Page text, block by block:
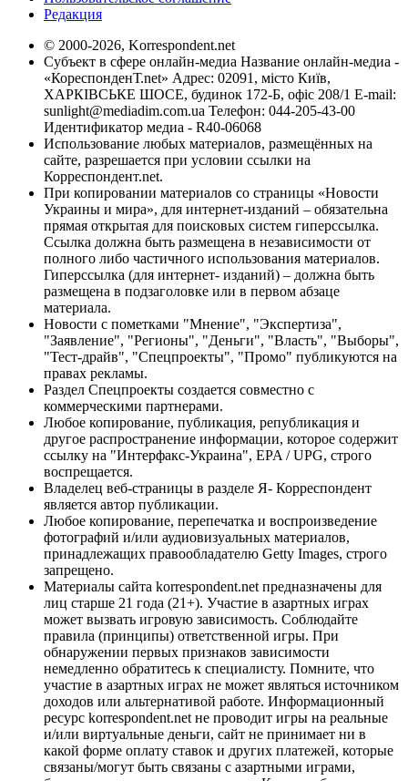
Редакция
© 2000-2026, Korrespondent.net
Субъект в сфере онлайн-медиа Название онлайн-медиа -
«КореспонденТ.net» Адрес: 02091, місто Київ,
ХАРКІВСЬКЕ ШОСЕ, будинок 172-Б, офіс 208/1 E-mail:
sunlight@mediadim.com.ua Телефон: 044-205-43-00
Идентификатор медиа - R40-06068
Использование любых материалов, размещённых на
сайте, разрешается при условии ссылки на
Корреспондент.net.
При копировании материалов со страницы «Новости
Украины и мира», для интернет-изданий – обязательна
прямая открытая для поисковых систем гиперссылка.
Ссылка должна быть размещена в независимости от
полного либо частичного использования материалов.
Гиперссылка (для интернет- изданий) – должна быть
размещена в подзаголовке или в первом абзаце
материала.
Новости с пометками "Мнение", "Экспертиза",
"Заявление", "Регионы", "Деньги", "Власть", "Выборы",
"Тест-драйв", "Спецпроекты", "Промо" публикуются на
правах рекламы.
Раздел Спецпроекты создается совместно с
коммерческими партнерами.
Любое копирование, публикация, републикация и
другое распространение информации, которое содержит
ссылку на "Интерфакс-Украина", EPA / UPG, строго
воспрещается.
Владелец веб-страницы в разделе Я- Корреспондент
является автор публикации.
Любое копирование, перепечатка и воспроизведение
фотографий и/или аудиовизуальных материалов,
принадлежащих правообладателю Getty Images, строго
запрещено.
Материалы сайта korrespondent.net предназначены для
лиц старше 21 года (21+). Участие в азартных играх
может вызвать игровую зависимость. Соблюдайте
правила (принципы) ответственной игры. При
обнаружении первых признаков зависимости
немедленно обратитесь к специалисту. Помните, что
участие в азартных играх не может являться источником
доходов или альтернативой работе. Информационный
ресурс korrespondent.net не проводит игры на реальные
и/или виртуальные деньги, сайт не принимает ни в
какой форме оплату ставок и других платежей, которые
связаны/могут быть связаны с азартными играми,